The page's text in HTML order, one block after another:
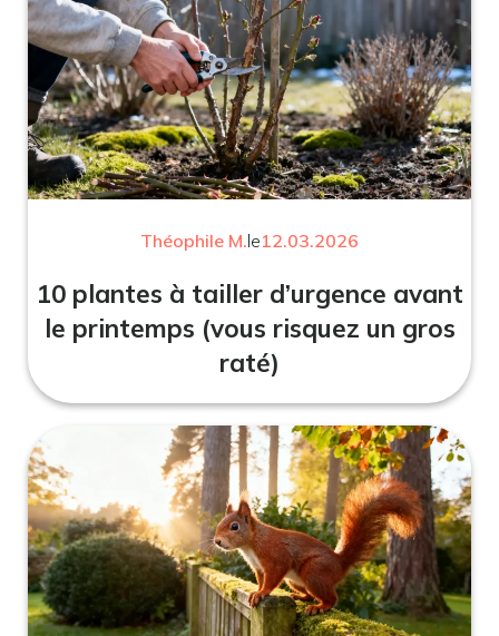
Théophile M.le12.03.2026
10 plantes à tailler d’urgence avant
le printemps (vous risquez un gros
raté)